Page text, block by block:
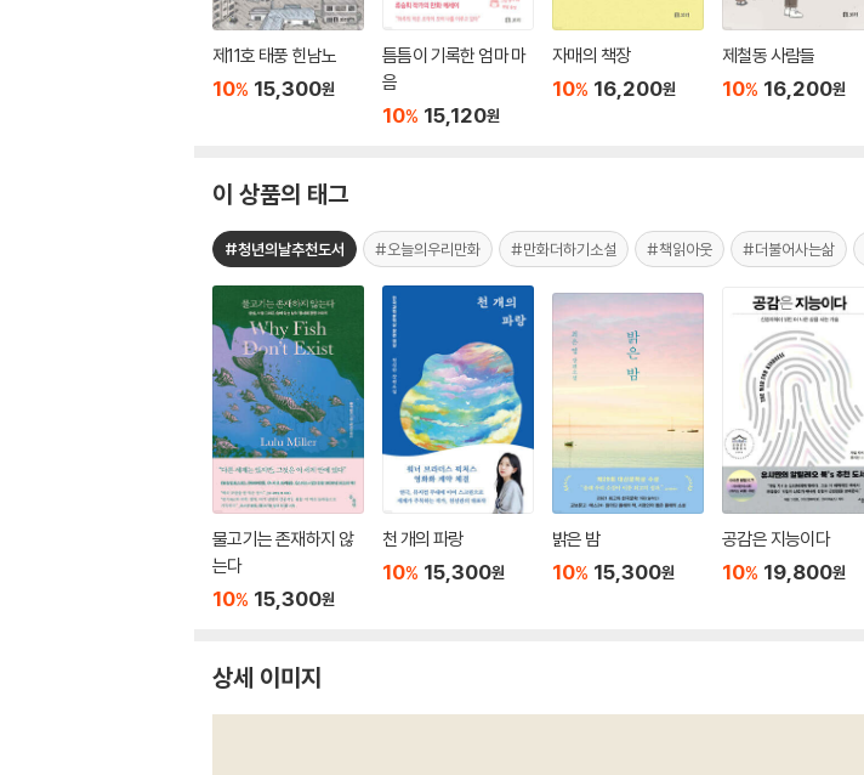
제11호 태풍 힌남노
10% 15,300원
틈틈이 기록한 엄마 마
음
10% 15,120원
자매의 책장
10% 16,200원
제철동 사람들
10% 16,200원
이 상품의 태그
#청년의날추천도서 #오늘의우리만화 #만화더하기소설 #책읽아웃 #더불어사는삶
물고기는 존재하지 않
는다
10% 15,300원
천 개의 파랑
10% 15,300원
밝은 밤
10% 15,300원
공감은 지능이다
10% 19,800원
상세 이미지